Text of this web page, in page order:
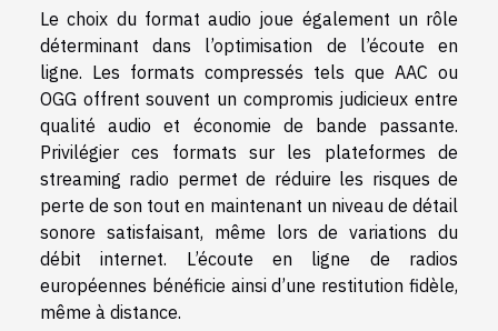
Le choix du format audio joue également un rôle
déterminant dans l’optimisation de l’écoute en
ligne. Les formats compressés tels que AAC ou
OGG offrent souvent un compromis judicieux entre
qualité audio et économie de bande passante.
Privilégier ces formats sur les plateformes de
streaming radio permet de réduire les risques de
perte de son tout en maintenant un niveau de détail
sonore satisfaisant, même lors de variations du
débit internet. L’écoute en ligne de radios
européennes bénéficie ainsi d’une restitution fidèle,
même à distance.